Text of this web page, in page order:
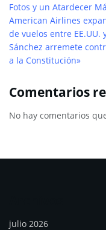
Fotos y un Atardecer
American Airlines
de vuelos entre EE.UU.
Sánchez arremete
a la Constitución»
Comentarios
No hay comentarios
julio 2026